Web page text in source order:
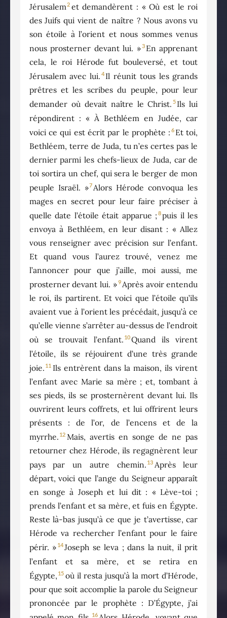
Jérusalem2 et demandèrent : « Où est le roi
des Juifs qui vient de naître ? Nous avons vu
son étoile à l’orient et nous sommes venus
nous prosterner devant lui. »3 En apprenant
cela, le roi Hérode fut bouleversé, et tout
Jérusalem avec lui. 4 Il réunit tous les grands
prêtres et les scribes du peuple, pour leur
demander où devait naître le Christ. 5 Ils lui
répondirent : « À Bethléem en Judée, car
voici ce qui est écrit par le prophète : 6 Et toi,
Bethléem, terre de Juda, tu n’es certes pas le
dernier parmi les chefs-lieux de Juda, car de
toi sortira un chef, qui sera le berger de mon
peuple Israël. »7Alors Hérode convoqua les
mages en secret pour leur faire préciser à
quelle date l’étoile était apparue ; 8puis il les
envoya à Bethléem, en leur disant : « Allez
vous renseigner avec précision sur l’enfant.
Et quand vous l’aurez trouvé, venez me
l’annoncer pour que j’aille, moi aussi, me
prosterner devant lui. »9Après avoir entendu
le roi, ils partirent. Et voici que l’étoile qu’ils
avaient vue à l’orient les précédait, jusqu’à ce
qu’elle vienne s’arrêter au-dessus de l’endroit
où se trouvait l’enfant. 10Quand ils virent
l’étoile, ils se réjouirent d’une très grande
joie. 11 Ils entrèrent dans la maison, ils virent
l’enfant avec Marie sa mère ; et, tombant à
ses pieds, ils se prosternèrent devant lui. Ils
ouvrirent leurs coffrets, et lui offrirent leurs
présents : de l’or, de l’encens et de la
myrrhe. 12 Mais, avertis en songe de ne pas
retourner chez Hérode, ils regagnèrent leur
pays par un autre chemin. 13 Après leur
départ, voici que l’ange du Seigneur apparaît
en songe à Joseph et lui dit : « Lève-toi ;
prends l’enfant et sa mère, et fuis en Égypte.
Reste là-bas jusqu’à ce que je t’avertisse, car
Hérode va rechercher l’enfant pour le faire
périr. » 14Joseph se leva ; dans la nuit, il prit
l’enfant et sa mère, et se retira en
Égypte, 15 où il resta jusqu’à la mort d’Hérode,
pour que soit accomplie la parole du Seigneur
prononcée par le prophète : D’Égypte, j’ai
16